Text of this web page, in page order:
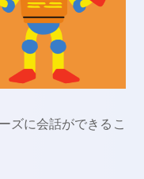
ズに会話ができるこ